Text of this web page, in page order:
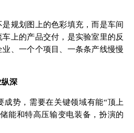
划图上的色彩填充，而是车间
上的产品交付，是实验室里的反
、一个个项目、一条条产线慢慢
深
势，需要在关键领域有能“顶上
能和特高压输变电装备，扮演的